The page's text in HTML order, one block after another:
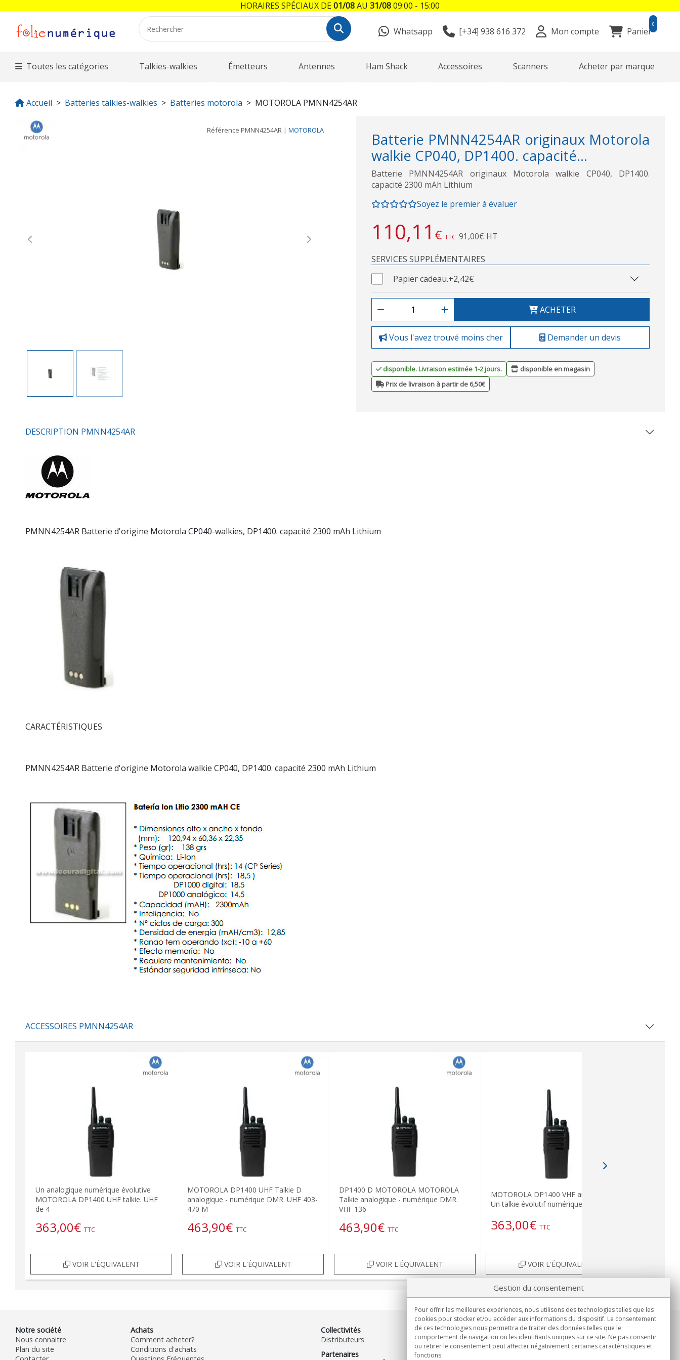
Whatsapp [+34] 938 616 372 Mon compte Panier
0
Toutes les catégories Talkies-walkies Émetteurs Antennes Ham Shack Accessoires Scanners Acheter par marque
Accueil Batteries talkies-walkies Batteries motorola MOTOROLA PMNN4254AR
Référence PMNN4254AR | MOTOROLA
Previous Next
Batterie PMNN4254AR originaux Motorola
walkie CP040, DP1400. capacité...
Batterie PMNN4254AR originaux Motorola walkie CP040, DP1400.
capacité 2300 mAh Lithium
Soyez le premier à évaluer
110,11 € TTC 91,00€ HT
SERVICES SUPPLÉMENTAIRES
Papier cadeau.+2,42€
ACHETER
Vous l'avez trouvé moins cher Demander un devis
disponible. Livraison estimée 1-2 jours.
disponible en magasin
Prix de livraison à partir de 6,50€
DESCRIPTION PMNN4254AR
PMNN4254AR Batterie d'origine Motorola CP040-walkies, DP1400. capacité 2300 mAh Lithium
CARACTÉRISTIQUES
PMNN4254AR Batterie d'origine Motorola walkie CP040, DP1400. capacité 2300 mAh Lithium
ACCESSOIRES PMNN4254AR
Un analogique numérique évolutive
MOTOROLA DP1400 UHF talkie. UHF
de 4
363,00€ TTC
VOIR L'ÉQUIVALENT
MOTOROLA DP1400 UHF Talkie D
analogique - numérique DMR. UHF 403-
470 M
463,90€ TTC
VOIR L'ÉQUIVALENT
DP1400 D MOTOROLA MOTOROLA
Talkie analogique - numérique DMR.
VHF 136-
463,90€ TTC
VOIR L'ÉQUIVALENT
MOTOROLA DP1400 VHF analogique
Un talkie évolutif numérique. VHF 136-1
363,00€ TTC
VOIR L'ÉQUIVALENT
Notre société
Nous connaitre
Plan du site
Achats
Comment acheter?
Conditions d'achats
Collectivités
Distributeurs
Partenaires
Informations
Lun.-Ven. 9h00 - 15h00.
Livraison en
Gestion du consentement
Pour offrir les meilleures expériences, nous utilisons des technologies telles que les
cookies pour stocker et/ou accéder aux informations du dispositif. Le consentement
de ces technologies nous permettra de traiter des données telles que le
comportement de navigation ou les identifiants uniques sur ce site. Ne pas consentir
ou retirer le consentement peut affecter négativement certaines caractéristiques et
fonctions.
HORAIRES SPÉCIAUX DE01/08AU 31/0809:00 - 15:00